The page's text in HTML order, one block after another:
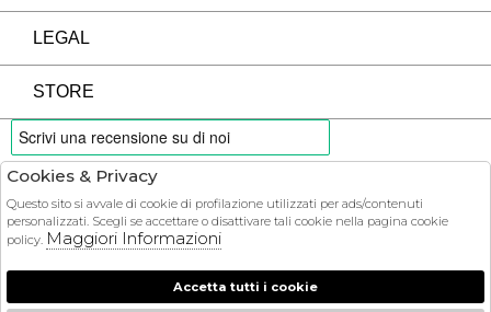
LEGAL
STORE
PAYMENTS
COURIER
Cookies & Privacy
Questo sito si avvale di cookie di profilazione utilizzati per ads/contenuti
personalizzati. Scegli se accettare o disattivare tali cookie nella pagina cookie
policy. Maggiori Informazioni
Accetta tutti i cookie